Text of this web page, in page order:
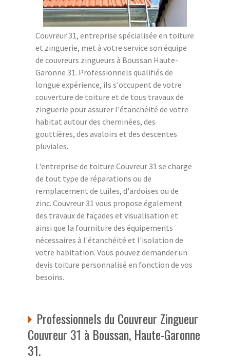
Couvreur 31, entreprise spécialisée en toiture
et zinguerie, met à votre service son équipe
de couvreurs zingueurs à Boussan Haute-
Garonne 31. Professionnels qualifiés de
longue expérience, ils s'occupent de votre
couverture de toiture et de tous travaux de
zinguerie pour assurer l'étanchéité de votre
habitat autour des cheminées, des
gouttières, des avaloirs et des descentes
pluviales.
L'entreprise de toiture Couvreur 31 se charge
de tout type de réparations ou de
remplacement de tuiles, d'ardoises ou de
zinc. Couvreur 31 vous propose également
des travaux de façades et visualisation et
ainsi que la fourniture des équipements
nécessaires à l'étanchéité et l'isolation de
votre habitation. Vous pouvez demander un
devis toiture personnalisé en fonction de vos
besoins.
Professionnels du Couvreur Zingueur
Couvreur 31 à Boussan, Haute-Garonne
31.